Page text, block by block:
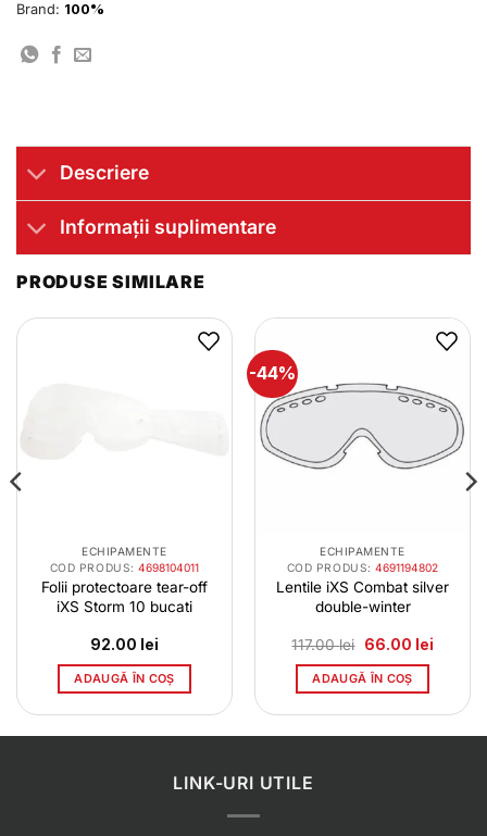
Brand: 100%
Descriere
Informații suplimentare
PRODUSE SIMILARE
ECHIPAMENTE
COD PRODUS:4698104011
Folii protectoare tear-off
iXS Storm 10 bucati
92.00 lei
ADAUGĂ ÎN COȘ
-44%
ECHIPAMENTE
COD PRODUS:4691194802
Lentile iXS Combat silver
double-winter
117.00lei Prețul
a
fost:
66.00 leiPrețul
ADAUGĂ ÎN COȘ
LINK-URI UTILE